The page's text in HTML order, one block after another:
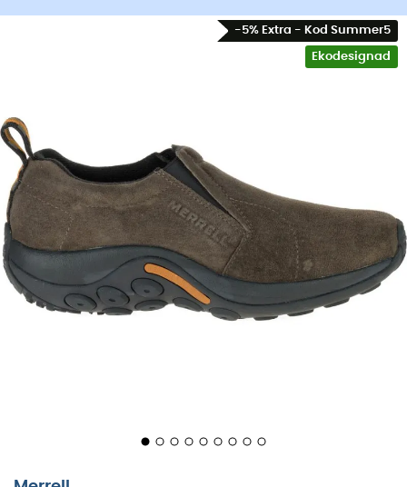
-5% Extra - Kod Summer5
Ekodesignad